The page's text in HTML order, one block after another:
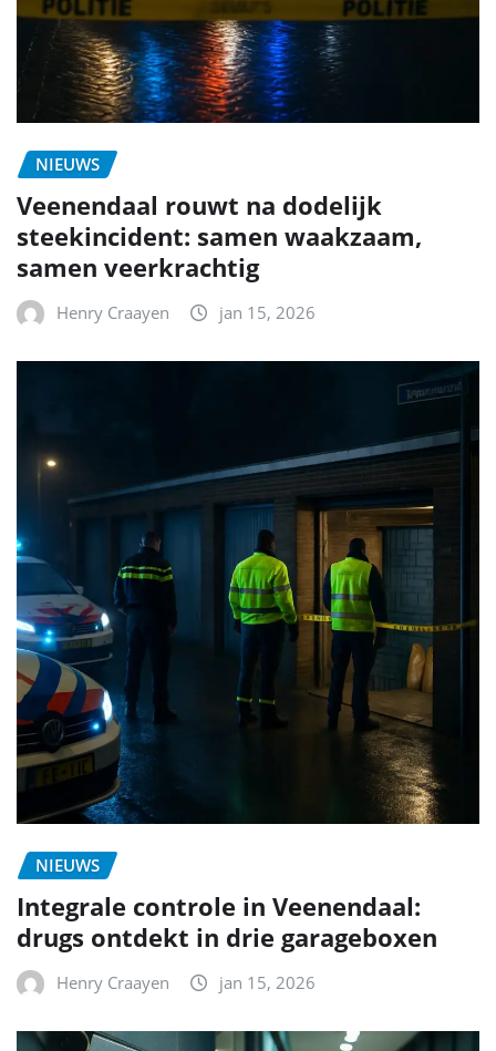
NIEUWS
Veenendaal rouwt na dodelijk
steekincident: samen waakzaam,
samen veerkrachtig
Henry Craayen jan 15, 2026
NIEUWS
Integrale controle in Veenendaal:
drugs ontdekt in drie garageboxen
Henry Craayen jan 15, 2026